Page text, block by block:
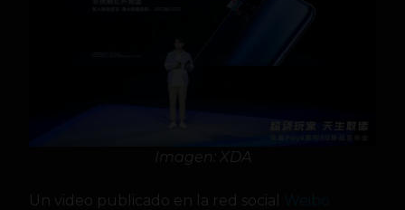
Imagen: XDA
Un video publicado en la red social